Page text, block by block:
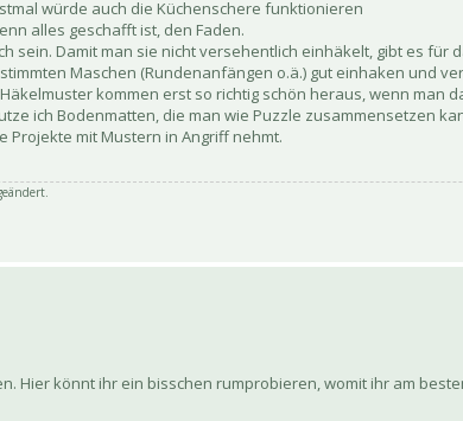
würde auch die Küchenschere funktionieren
alles geschafft ist, den Faden.
sein. Damit man sie nicht versehentlich einhäkelt, gibt es für
Maschen (Rundenanfängen o.ä.) gut einhaken und
kommen erst so richtig schön heraus, wenn man
ich Bodenmatten, die man wie Puzzle zusammensetzen
mit Mustern in Angriff nehmt.
Hier könnt ihr ein bisschen rumprobieren, womit ihr am